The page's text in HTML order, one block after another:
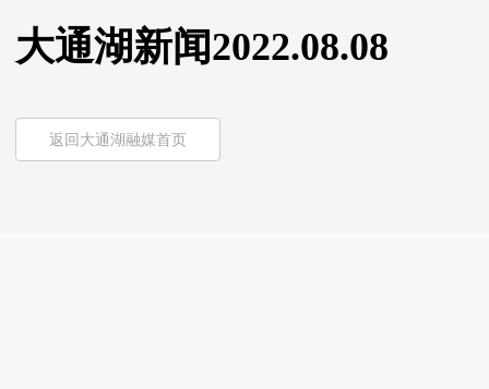
大通湖新闻2022.08.08
返回大通湖融媒首页